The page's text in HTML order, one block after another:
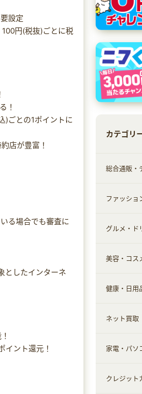
設定
円(税抜)ごとに税
！
)ごとの1ポイントに
店が豊富！
る場合でも審査に
としたインターネ
イント還元！
カテゴリ
総合通販・
すべ
総合
ファッショ
すべ
ファ
イン
スー
グルメ・ド
すべ
グル
お酒
食材
ウォ
美容・コス
すべ
ヘア
エス
メン
健康・日用
すべ
スポ
日用
ネット買取
すべ
ネッ
家電・パソ
すべ
クレジット